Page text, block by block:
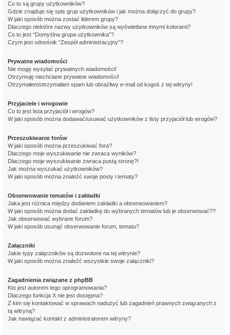
Co to są grupy użytkowników?
Gdzie znajduje się spis grup użytkowników i jak można dołączyć do grupy?
W jaki sposób można zostać liderem grupy?
Dlaczego niektóre nazwy użytkowników są wyświetlane innymi kolorami?
Co to jest “Domyślna grupa użytkownika”?
Czym jest odnośnik “Zespół administracyjny”?
Prywatne wiadomości
Nie mogę wysyłać prywatnych wiadomości!
Otrzymuję niechciane prywatne wiadomości!
Otrzymałem/otrzymałam spam lub obraźliwy e-mail od kogoś z tej witryny!
Przyjaciele i wrogowie
Co to jest lista przyjaciół i wrogów?
W jaki sposób można dodawać/usuwać użytkowników z listy przyjaciół lub wrogów?
Przeszukiwanie forów
W jaki sposób można przeszukiwać fora?
Dlaczego moje wyszukiwanie nie zwraca wyników?
Dlaczego moje wyszukiwanie zwraca pustą stronę?!
Jak można wyszukać użytkowników?
W jaki sposób można znaleźć swoje posty i tematy?
Obserwowanie tematów i zakładki
Jaka jest różnica między dodaniem zakładki a obserwowaniem?
W jaki sposób można dodać zakładkę do wybranych tematów lub je obserwować??
Jak obserwować wybrane forum?
W jaki sposób usunąć obserwowanie forum, tematu?
Załączniki
Jakie typy załączników są dozwolone na tej witrynie?
W jaki sposób można znaleźć wszystkie swoje załączniki?
Zagadnienia związane z phpBB
Kto jest autorem tego oprogramowania?
Dlaczego funkcja X nie jest dostępna?
Z kim się kontaktować w sprawach nadużyć lub zagadnień prawnych związanych z
tą witryną?
Jak nawiązać kontakt z administratorem witryny?